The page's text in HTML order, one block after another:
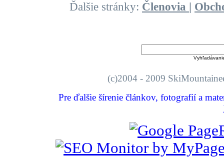
Ďalšie stránky: Členovia |
(c)2004 - 2009
Pre ďalšie šírenie článkov, fotografií a